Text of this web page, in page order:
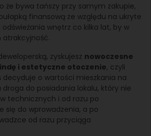
że bywa tańszy przy samym zakupie,
finansową ze względu na ukryte
wnętrz co kilka lat, by w
zyskujesz nowoczesne
i estetyczne otoczenie, czyli
decyduje o wartości mieszkania na
droga do posiadania lokalu, który nie
technicznych i od razu po
się do wprowadzenia, a po
od razu przyciąga